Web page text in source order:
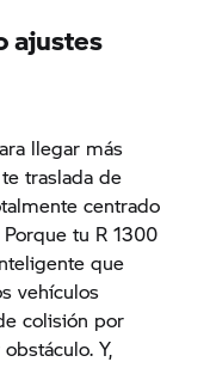
ajustes
llegar más
traslada de
centrado
tu R 1300
que
vehículos
colisión por
Y,